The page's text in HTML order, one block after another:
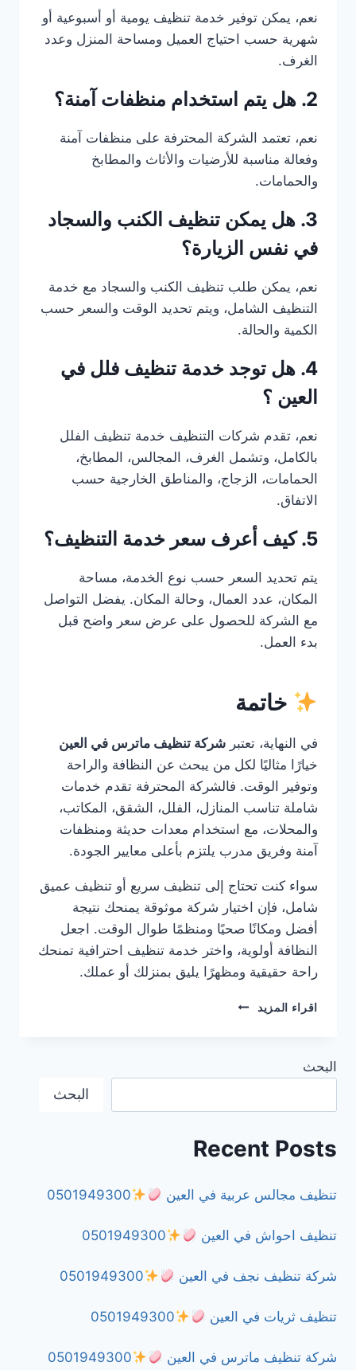
نعم، يمكن توفير خدمة تنظيف يومية أو أسبوعية أو
شهرية حسب احتياج العميل ومساحة المنزل وعدد
الغرف.
2. هل يتم استخدام منظفات آمنة؟
نعم، تعتمد الشركة المحترفة على منظفات آمنة
وفعالة مناسبة للأرضيات والأثاث والمطابخ
والحمامات.
3. هل يمكن تنظيف الكنب والسجاد
في نفس الزيارة؟
نعم، يمكن طلب تنظيف الكنب والسجاد مع خدمة
التنظيف الشامل، ويتم تحديد الوقت والسعر حسب
الكمية والحالة.
4. هل توجد خدمة تنظيف فلل في
العين ؟
نعم، تقدم شركات التنظيف خدمة تنظيف الفلل
بالكامل، وتشمل الغرف، المجالس، المطابخ،
الحمامات، الزجاج، والمناطق الخارجية حسب
الاتفاق.
5. كيف أعرف سعر خدمة التنظيف؟
يتم تحديد السعر حسب نوع الخدمة، مساحة
المكان، عدد العمال، وحالة المكان. يفضل التواصل
مع الشركة للحصول على عرض سعر واضح قبل
بدء العمل.
خاتمة
في النهاية، تعتبر شركة تنظيف ماترس في العين
خيارًا مثاليًا لكل من يبحث عن النظافة والراحة
وتوفير الوقت. فالشركة المحترفة تقدم خدمات
شاملة تناسب المنازل، الفلل، الشقق، المكاتب،
والمحلات، مع استخدام معدات حديثة ومنظفات
آمنة وفريق مدرب يلتزم بأعلى معايير الجودة.
سواء كنت تحتاج إلى تنظيف سريع أو تنظيف عميق
شامل، فإن اختيار شركة موثوقة يمنحك نتيجة
أفضل ومكانًا صحيًا ومنظمًا طوال الوقت. اجعل
النظافة أولوية، واختر خدمة تنظيف احترافية تمنحك
راحة حقيقية ومظهرًا يليق بمنزلك أو عملك.
اقراء المزيد
شركة
البحث
البحث
Recent Posts
تنظيف مجالس عربية في العين 0501949300
تنظيف احواش في العين 0501949300
شركة تنظيف نجف في العين 0501949300
تنظيف ثريات في العين 0501949300
شركة تنظيف ماترس في العين 0501949300